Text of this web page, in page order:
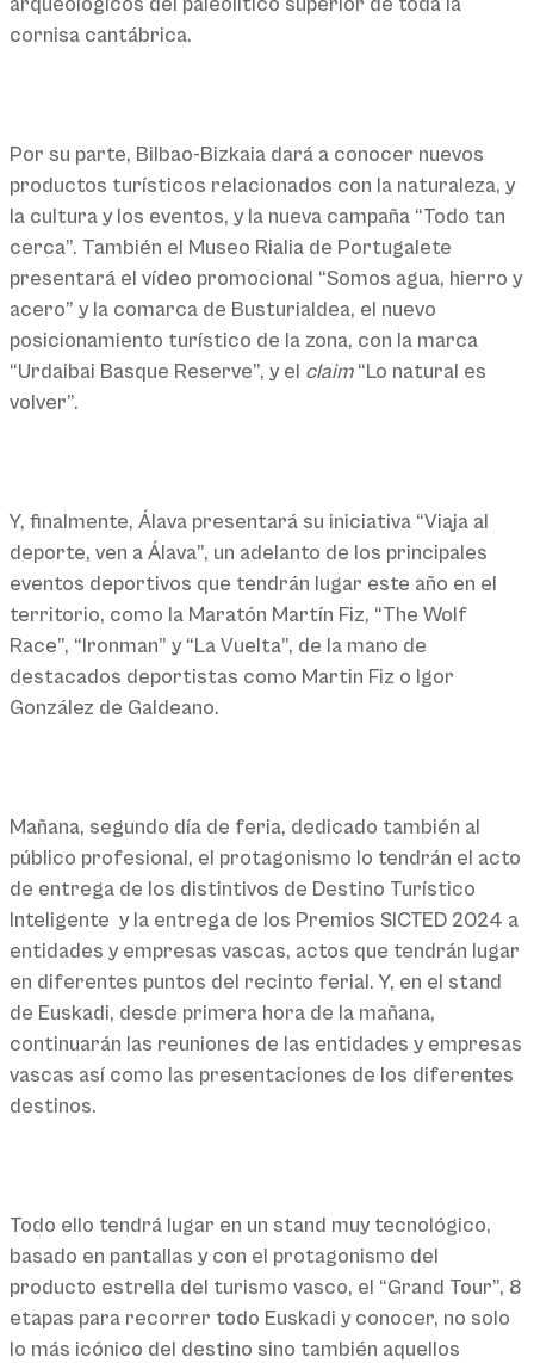
arqueológicos del paleolítico superior de toda la
cornisa cantábrica.
Por su parte, Bilbao-Bizkaia dará a conocer nuevos
productos turísticos relacionados con la naturaleza, y
la cultura y los eventos, y la nueva campaña “Todo tan
cerca”. También el Museo Rialia de Portugalete
presentará el vídeo promocional “Somos agua, hierro y
acero” y la comarca de Busturialdea, el nuevo
posicionamiento turístico de la zona, con la marca
“Urdaibai Basque Reserve”, y el claim“Lo natural es
volver”.
Y, finalmente, Álava presentará su iniciativa “Viaja al
deporte, ven a Álava”, un adelanto de los principales
eventos deportivos que tendrán lugar este año en el
territorio, como la Maratón Martín Fiz, “The Wolf
Race”, “Ironman” y “La Vuelta”, de la mano de
destacados deportistas como Martin Fiz o Igor
González de Galdeano.
Mañana, segundo día de feria, dedicado también al
público profesional, el protagonismo lo tendrán el acto
de entrega de los distintivos de Destino Turístico
Inteligente y la entrega de los Premios SICTED 2024 a
entidades y empresas vascas, actos que tendrán lugar
en diferentes puntos del recinto ferial. Y, en el stand
de Euskadi, desde primera hora de la mañana,
continuarán las reuniones de las entidades y empresas
vascas así como las presentaciones de los diferentes
destinos.
Todo ello tendrá lugar en un stand muy tecnológico,
basado en pantallas y con el protagonismo del
producto estrella del turismo vasco, el “Grand Tour”, 8
etapas para recorrer todo Euskadi y conocer, no solo
lo más icónico del destino sino también aquellos